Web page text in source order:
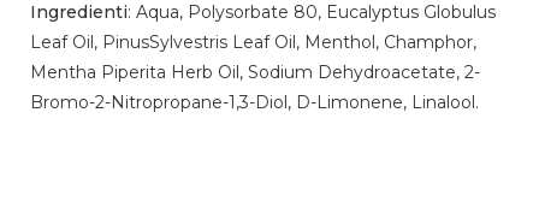
Ingredienti: Aqua, Polysorbate 80, Eucalyptus Globulus
Leaf Oil, PinusSylvestris Leaf Oil, Menthol, Champhor,
Mentha Piperita Herb Oil, Sodium Dehydroacetate, 2-
Bromo-2-Nitropropane-1,3-Diol, D-Limonene, Linalool.